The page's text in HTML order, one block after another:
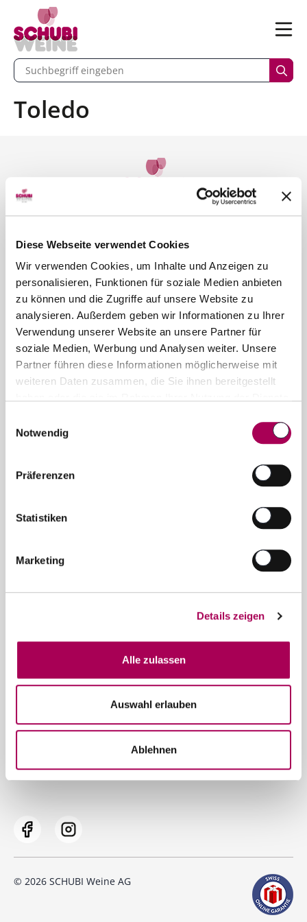
Diese Webseite verwendet Cookies
Wir verwenden Cookies, um Inhalte und Anzeigen zu
personalisieren, Funktionen für soziale Medien anbieten
zu können und die Zugriffe auf unsere Website zu
analysieren. Außerdem geben wir Informationen zu Ihrer
Verwendung unserer Website an unsere Partner für
soziale Medien, Werbung und Analysen weiter. Unsere
Partner führen diese Informationen möglicherweise mit
weiteren Daten zusammen, die Sie ihnen bereitgestellt
Notwendig
Präferenzen
Statistiken
Marketing
Details zeigen
Alle zulassen
Auswahl erlauben
Ablehnen
Menü
eingeben
Toledo
Kontakt
Bernstrasse 110
6003 Luzern
Telefon 041 250 30 30
info@schubiweine.ch
Kontaktformular
Newsletter
Jetzt anmelden
Welt der Weine
Jetzt entdecken und profitieren!
Empfehlungen
Gerne beraten wir Sie persönlich
Impressum
AGB und Lieferkonditionen
© 2026 SCHUBI Weine AG